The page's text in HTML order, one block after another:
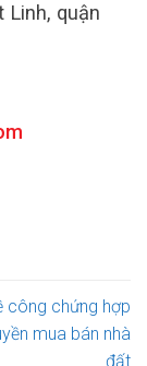
Linh, quận
công chứng hợp
mua bán nhà
đất